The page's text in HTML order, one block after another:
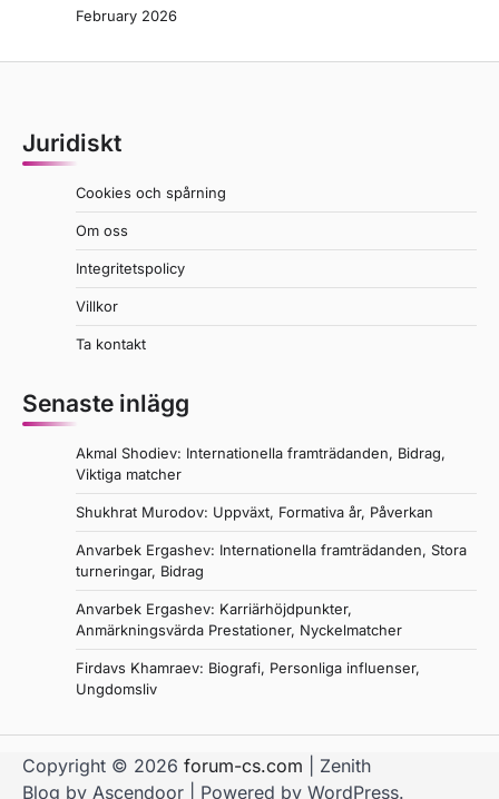
February 2026
Juridiskt
Cookies och spårning
Om oss
Integritetspolicy
Villkor
Ta kontakt
Senaste inlägg
Akmal Shodiev: Internationella framträdanden, Bidrag,
Viktiga matcher
Shukhrat Murodov: Uppväxt, Formativa år, Påverkan
Anvarbek Ergashev: Internationella framträdanden, Stora
turneringar, Bidrag
Anvarbek Ergashev: Karriärhöjdpunkter,
Anmärkningsvärda Prestationer, Nyckelmatcher
Firdavs Khamraev: Biografi, Personliga influenser,
Ungdomsliv
Copyright © 2026 forum-cs.com | Zenith
Blog by Ascendoor | Powered by WordPress.